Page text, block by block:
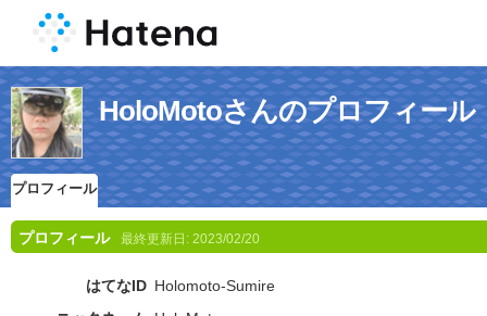
HoloMotoさんのプロフィール
プロフィール
プロフィール 最終更新日: 2023/02/20
はてなID Holomoto-Sumire